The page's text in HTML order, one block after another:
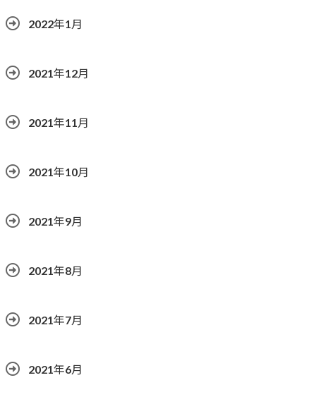
2022年1月
2021年12月
2021年11月
2021年10月
2021年9月
2021年8月
2021年7月
2021年6月